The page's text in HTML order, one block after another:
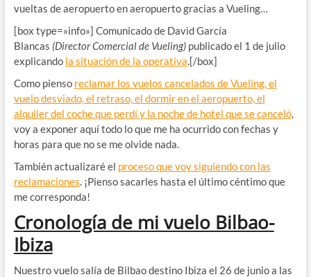
vueltas de aeropuerto en aeropuerto gracias a Vueling…
[box type=»info»] Comunicado de David García
Blancas (Director Comercial de Vueling)publicado el 1 de julio
explicando la situación de la operativa.[/box]
Como pienso reclamar los vuelos cancelados de Vueling, el
vuelo desviado, el retraso, el dormir en el aeropuerto, el
alquiler del coche que perdí y la noche de hotel que se canceló,
voy a exponer aquí todo lo que me ha ocurrido con fechas y
horas para que no se me olvide nada.
También actualizaré el proceso que voy siguiendo con las
reclamaciones. ¡Pienso sacarles hasta el último céntimo que
me corresponda!
Cronología de mi vuelo Bilbao-
Ibiza
Nuestro vuelo salía de Bilbao destino Ibiza el 26 de junio a las